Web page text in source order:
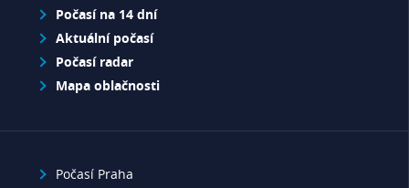
Počasí na 14 dní
Aktuální počasí
Počasí radar
Mapa oblačnosti
Počasí Praha